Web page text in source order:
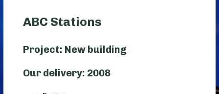
ABC Stations
Project: New building
Our delivery: 2008